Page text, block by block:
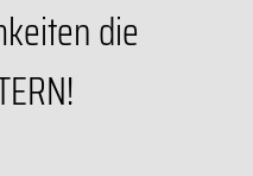
die